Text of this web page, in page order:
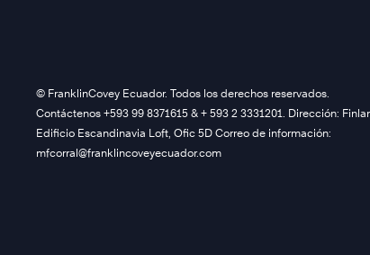
©️ FranklinCovey Ecuador. Todos los derechos reservados.
Contáctenos +593 99 8371615 & + 593 2 3331201. Dirección:
Edificio Escandinavia Loft, Ofic 5D Correo de información:
mfcorral@franklincoveyecuador.com